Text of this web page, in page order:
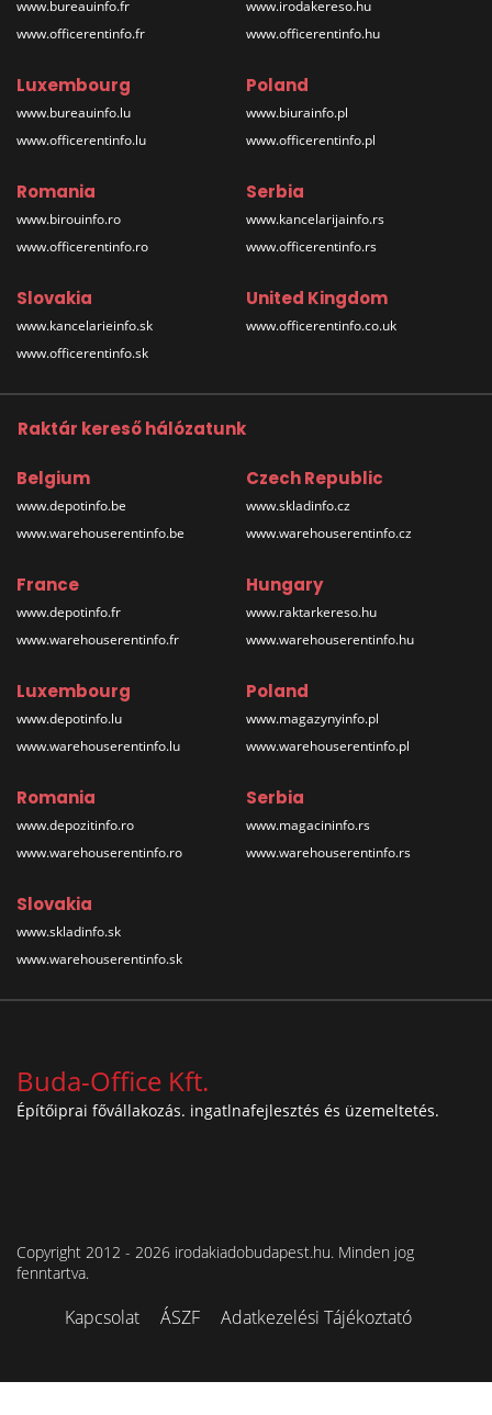
www.bureauinfo.fr
www.officerentinfo.fr
www.irodakereso.hu
www.officerentinfo.hu
Luxembourg
www.bureauinfo.lu
www.officerentinfo.lu
Poland
www.biurainfo.pl
www.officerentinfo.pl
Romania
www.birouinfo.ro
www.officerentinfo.ro
Serbia
www.kancelarijainfo.rs
www.officerentinfo.rs
Slovakia
www.kancelarieinfo.sk
www.officerentinfo.sk
United Kingdom
www.officerentinfo.co.uk
Raktár kereső hálózatunk
Belgium
www.depotinfo.be
www.warehouserentinfo.be
Czech Republic
www.skladinfo.cz
www.warehouserentinfo.cz
France
www.depotinfo.fr
www.warehouserentinfo.fr
Hungary
www.raktarkereso.hu
www.warehouserentinfo.hu
Luxembourg
www.depotinfo.lu
www.warehouserentinfo.lu
Poland
www.magazynyinfo.pl
www.warehouserentinfo.pl
Romania
www.depozitinfo.ro
www.warehouserentinfo.ro
Serbia
www.magacininfo.rs
www.warehouserentinfo.rs
Slovakia
www.skladinfo.sk
www.warehouserentinfo.sk
Buda-Office Kft.
Építőiprai fővállakozás. ingatlnafejlesztés és üzemeltetés.
Copyright 2012 - 2026 irodakiadobudapest.hu. Minden jog
fenntartva.
Kapcsolat ÁSZF Adatkezelési Tájékoztató